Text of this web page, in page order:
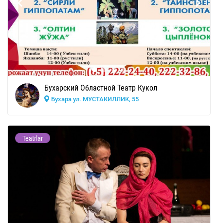
Бухарский Областной Театр Кукол
Бухара ул. МУСТАКИЛЛИК, 55
Teatrlar